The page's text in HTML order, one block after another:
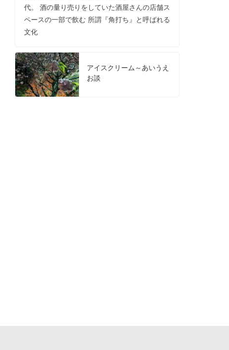
代。 酒の量り売りをしていた酒屋さんの店舗ス
ペースの一部で飲む 所謂『角打ち』と呼ばれる
文化
アイスクリーム～あいうえ
お談